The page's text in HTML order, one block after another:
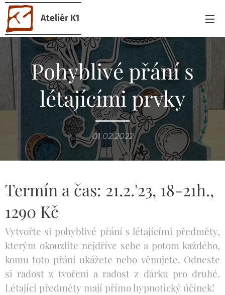
Ateliér K1
Pohyblivé přání s
létajícími prvky
01.02.2022
Termín a čas: 21.2.'23, 18-21h.,
1290 Kč
Vytvořte si pohyblivé přání s létajícími předměty,
kterým okouzlíte nejdříve sebe a potom každého,
komu toto přání ukážete nebo věnujete. Odneste
si radost z tvoření a radost z dárku pro druhé.
Létající předměty mají přímo hypnotický účinek!